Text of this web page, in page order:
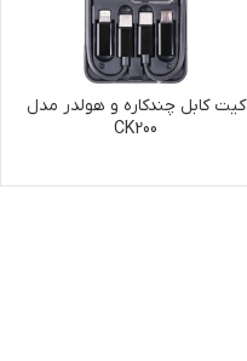
کیت کابل چندکاره و هولدر مدل
CK200